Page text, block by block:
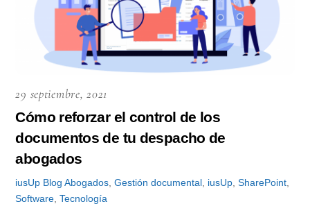
29 septiembre, 2021
Cómo reforzar el control de los
documentos de tu despacho de
abogados
iusUp Blog Abogados ,Gestión documental iusUp ,SharePoint
Software ,Tecnología